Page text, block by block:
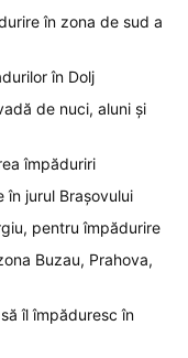
în zona de sud a
în Dolj
de nuci, aluni și
împăduriri
în jurul Brașovului
pentru împădurire
Buzau, Prahova,
îl împăduresc în